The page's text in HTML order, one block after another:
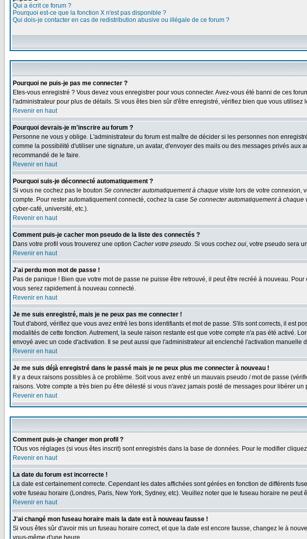
Qui a écrit ce forum ?
Pourquoi est-ce que la fonction X n'est pas disponible ?
Qui dois-je contacter en cas de redistribution abusive ou illégale de ce forum ?
Pourquoi ne puis-je pas me connecter ?
Etes-vous enregistré ? Vous devez vous enregistrer pour vous connecter. Avez-vous été banni de ces
l'administrateur pour plus de détails. Si vous êtes bien sûr d'être enregistré, vérifiez bien que vous
Revenir en haut
Pourquoi devrais-je m'inscrire au forum ?
Personne ne vous y oblige. L'administrateur du forum est maître de décider si les personnes non
comme la possibilité d'utiliser une signature, un avatar, d'envoyer des mails ou des messages privés
recommandé de le faire.
Revenir en haut
Pourquoi suis-je déconnecté automatiquement ?
Si vous ne cochez pas le bouton Se connecter automatiquement à chaque visite lors de votre connexion,
compte. Pour rester automatiquement connecté, cochez la case Se connecter automatiquement à chaque
cyber-café, université, etc.).
Revenir en haut
Comment puis-je cacher mon pseudo de la liste des connectés ?
Dans votre profil vous trouverez une option Cacher votre pseudo. Si vous cochez oui, votre pseudo sera
Revenir en haut
J'ai perdu mon mot de passe !
Pas de panique ! Bien que votre mot de passe ne puisse être retrouvé, il peut être recréé à nouveau.
vous serez rapidement à nouveau connecté.
Revenir en haut
Je me suis enregistré, mais je ne peux pas me connecter !
Tout d'abord, vérifiez que vous avez entré les bons identifiants et mot de passe. S'ils sont corrects, il est
modalités de cette fonction. Autrement, la seule raison restante est que votre compte n'a pas été activé.
envoyé avec un code d'activation. Il se peut aussi que l'administrateur ait enclenché l'activation
Revenir en haut
Je me suis déjà enregistré dans le passé mais je ne peux plus me connecter à nouveau !
Il y a deux raisons possibles à ce problème. Soit vous avez entré un mauvais pseudo / mot de passe
raisons. Votre compte a très bien pu être délesté si vous n'avez jamais posté de messages pour libérer
Revenir en haut
Comment puis-je changer mon profil ?
TOus vos réglages (si vous êtes inscrit) sont enregistrés dans la base de données. Pour le modifier
Revenir en haut
La date du forum est incorrecte !
La date est certainement correcte. Cependant les dates affichées sont gérées en fonction de différents
votre fuseau horaire (Londres, Paris, New York, Sydney, etc). Veuillez noter que le fuseau horaire ne
Revenir en haut
J'ai changé mon fuseau horaire mais la date est à nouveau fausse !
Si vous êtes sûr d'avoir mis un fuseau horaire correct, et que la date est encore fausse, changez le à
vous-même d'une heure.